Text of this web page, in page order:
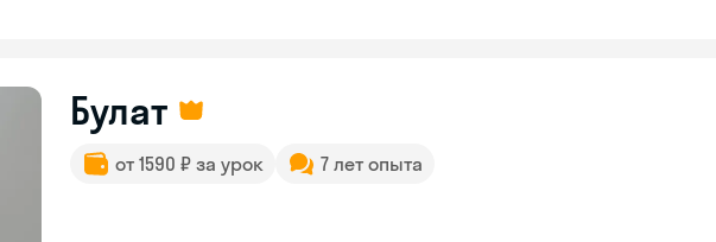
Булат
от 1590 ₽ за урок 7 лет опыта